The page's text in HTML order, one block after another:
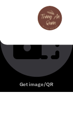
Unmute
Tràng An Quán Q7 –
gian dân dã và thực
Get image/QR